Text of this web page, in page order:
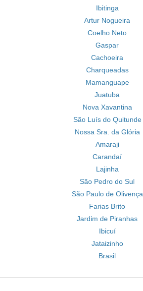
Ibitinga
Artur Nogueira
Coelho Neto
Gaspar
Cachoeira
Charqueadas
Mamanguape
Juatuba
Nova Xavantina
São Luís do Quitunde
Nossa Sra. da Glória
Amaraji
Carandaí
Lajinha
São Pedro do Sul
São Paulo de Olivença
Farias Brito
Jardim de Piranhas
Ibicuí
Jataizinho
Brasil